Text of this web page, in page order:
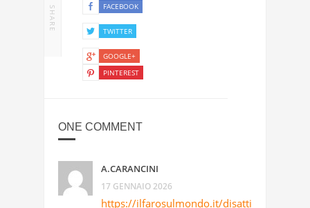
SHARE FACEBOOK
TWITTER
GOOGLE+
PINTEREST
ONE COMMENT
A.CARANCINI
17 GENNAIO 2026
https://ilfarosulmondo.it/disattivazione-